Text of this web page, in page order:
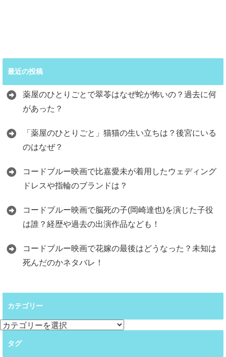
最近の投稿
薬屋のひとりごとで翠苓はなぜ蛇が怖いの？過去に何
があった？
「薬屋のひとりごと」猫猫の生い立ちは？後宮にいる
のはなぜ？
コードブルー映画で比嘉愛未が着用したウェディング
ドレスや指輪のブランドは？
コードブルー映画で脳死の子(岡崎達也)を演じた子役
は誰？経歴や過去の出演作品なども！
コードブルー映画で花嫁の最後はどうなった？未知は
死んだのかネタバレ！
カテゴリー
カ
タグ